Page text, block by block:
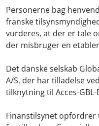
Personerne bag
franske
vurderes, at der er tale
der misbruger en
Det danske selskab
A/S, der har tilladelse
tilknytning til Acces-
Finanstilsynet